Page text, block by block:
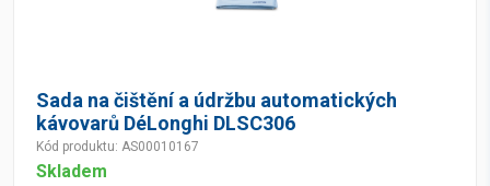
Sada na čištění a údržbu automatických
kávovarů DéLonghi DLSC306
Kód produktu: AS00010167
Skladem